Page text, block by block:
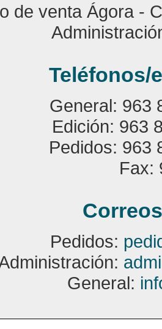
venta Ágora -
Teléfonos/
General: 963
Edición: 963
Pedidos: 963
Fax:
Pedidos:
General: